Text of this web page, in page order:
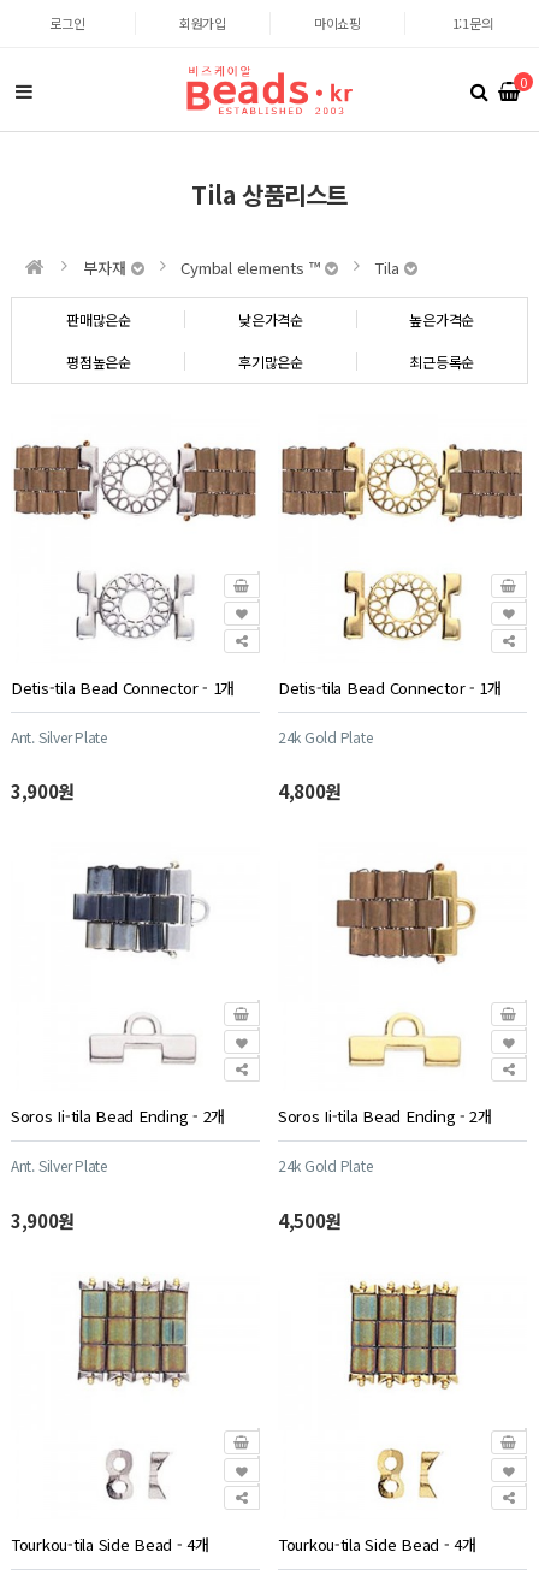
로그인 회원가입 마이쇼핑 1:1문의
0
Tila 상품리스트
부자재 Cymbal elements ™ Tila
판매많은순 낮은가격순 높은가격순
평점높은순 후기많은순 최근등록순
Detis-tila Bead Connector - 1개
Ant. Silver Plate
3,900원
Detis-tila Bead Connector - 1개
24k Gold Plate
4,800원
Soros Ii-tila Bead Ending - 2개
Ant. Silver Plate
3,900원
Soros Ii-tila Bead Ending - 2개
24k Gold Plate
4,500원
Tourkou-tila Side Bead - 4개 Tourkou-tila Side Bead - 4개